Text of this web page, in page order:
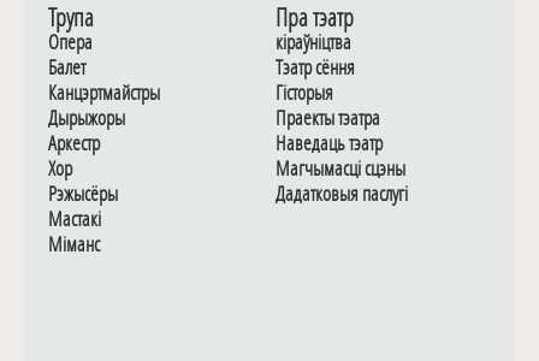
Трупа
Опера
Балет
Канцэртмайстры
Дырыжоры
Аркестр
Хор
Рэжысёры
Мастакі
Мiманс
Пра тэатр
кіраўніцтва
Тэатр сёння
Гiсторыя
Праекты тэатра
Наведаць тэатр
Магчымасцi сцэны
Дадаткoвыя паслугi